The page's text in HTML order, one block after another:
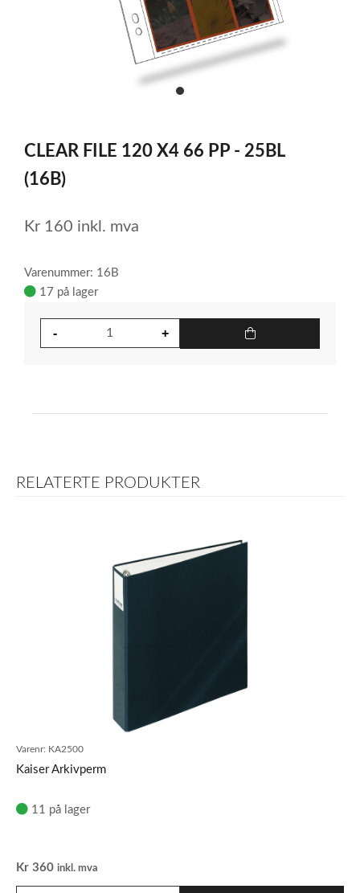
item
of
1
CLEAR FILE 120 X4 66 PP - 25BL
(16B)
Kr 160 inkl. mva
Varenummer: 16B
17 på lager
RELATERTE PRODUKTER
Varenr: KA2500
Kaiser Arkivperm
11 på lager
Kr 360 inkl. mva